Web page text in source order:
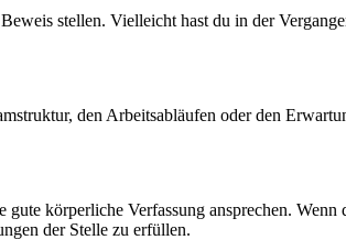
stellen. Vielleicht hast du in der
den Arbeitsabläufen oder den
körperliche Verfassung ansprechen.
der Stelle zu erfüllen.